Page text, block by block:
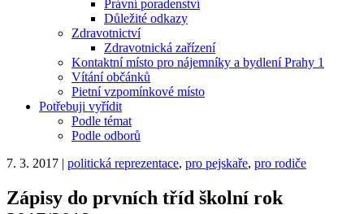
Právní poradenství
Důležité odkazy
Zdravotnictví
Zdravotnická zařízení
Kontaktní místo pro nájemníky a bydlení Prahy 1
Vítání občánků
Pietní vzpomínkové místo
Potřebuji vyřídit
Podle témat
Podle odborů
7. 3. 2017 | politická reprezentace, pro pejskaře, pro rodiče
Zápisy do prvních tříd školní rok